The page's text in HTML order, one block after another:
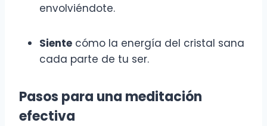
envolviéndote.
Siente cómo la energía del cristal sana
cada parte de tu ser.
Pasos para una meditación
efectiva